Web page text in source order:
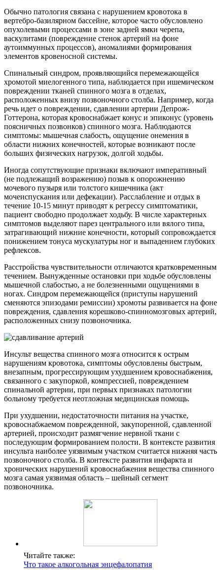
Обычно патология связана с нарушением кровотока в
вертебро-базилярном бассейне, которое часто обусловлено
опухолевыми процессами в зоне задней ямки черепа,
васкулитами (повреждение стенок артерий на фоне
аутоиммунных процессов), аномалиями формирования
элементов кровеносной системы.
Спинальный синдром, проявляющийся перемежающейся
хромотой миелогенного типа, наблюдается при ишемическом
повреждении тканей спинного мозга в отделах,
расположенных внизу позвоночного столба. Например, когда
речь идет о повреждении, сдавлении артерии Депрож-
Готтерона, которая кровоснабжает конус и эпиконус (уровень
поясничных позвонков) спинного мозга. Наблюдаются
симптомы: мышечная слабость, ощущение онемения в
области нижних конечностей, которые возникают после
больших физических нагрузок, долгой ходьбы.
Иногда сопутствующие признаки включают императивный
(не подлежащий возражению) позыв к опорожнению
мочевого пузыря или толстого кишечника (акт
мочеиспускания или дефекации). Расслабление и отдых в
течение 10-15 минут приводят к регрессу симптоматики,
пациент свободно продолжает ходьбу. В числе характерных
симптомов выделяют парез центрального или вялого типа,
затрагивающий нижние конечности, который сопровождается
понижением тонуса мускулатуры ног и выпадением глубоких
рефлексов.
Расстройства чувствительности отличаются кратковременным
течением. Вынужденные остановки при ходьбе обусловлены
мышечной слабостью, а не болезненными ощущениями в
ногах. Синдром перемежающейся (приступы нарушений
сменяются эпизодами ремиссии) хромоты развивается на фоне
повреждения, сдавления корешково-спинномозговых артерий,
расположенных снизу позвоночника.
Инсульт вещества спинного мозга относится к острым
нарушениям кровотока, симптомы обусловлены быстрым,
внезапным, прогрессирующим ухудшением кровоснабжения,
связанного с закупоркой, компрессией, повреждением
спинальной артерии, при первых признаках патологии
больному требуется неотложная медицинская помощь.
При ухудшении, недостаточности питания на участке,
кровоснабжаемом поврежденной, закупоренной, сдавленной
артерией, происходит размягчение нервной ткани с
последующим формированием полости. В контексте развития
инсульта наиболее уязвимым участком считается нижняя часть
позвоночного столба. В контексте развития инфаркта и
хронических нарушений кровоснабжения вещества спинного
мозга самая уязвимая область – шейный сегмент
позвоночника.
Читайте также:
Что такое алкогольная энцефалопатия